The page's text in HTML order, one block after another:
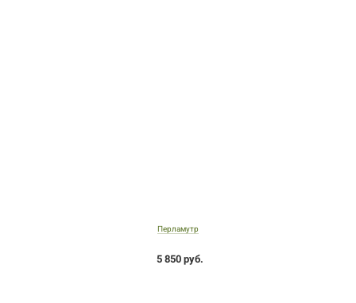
Перламутр
5 850 руб.